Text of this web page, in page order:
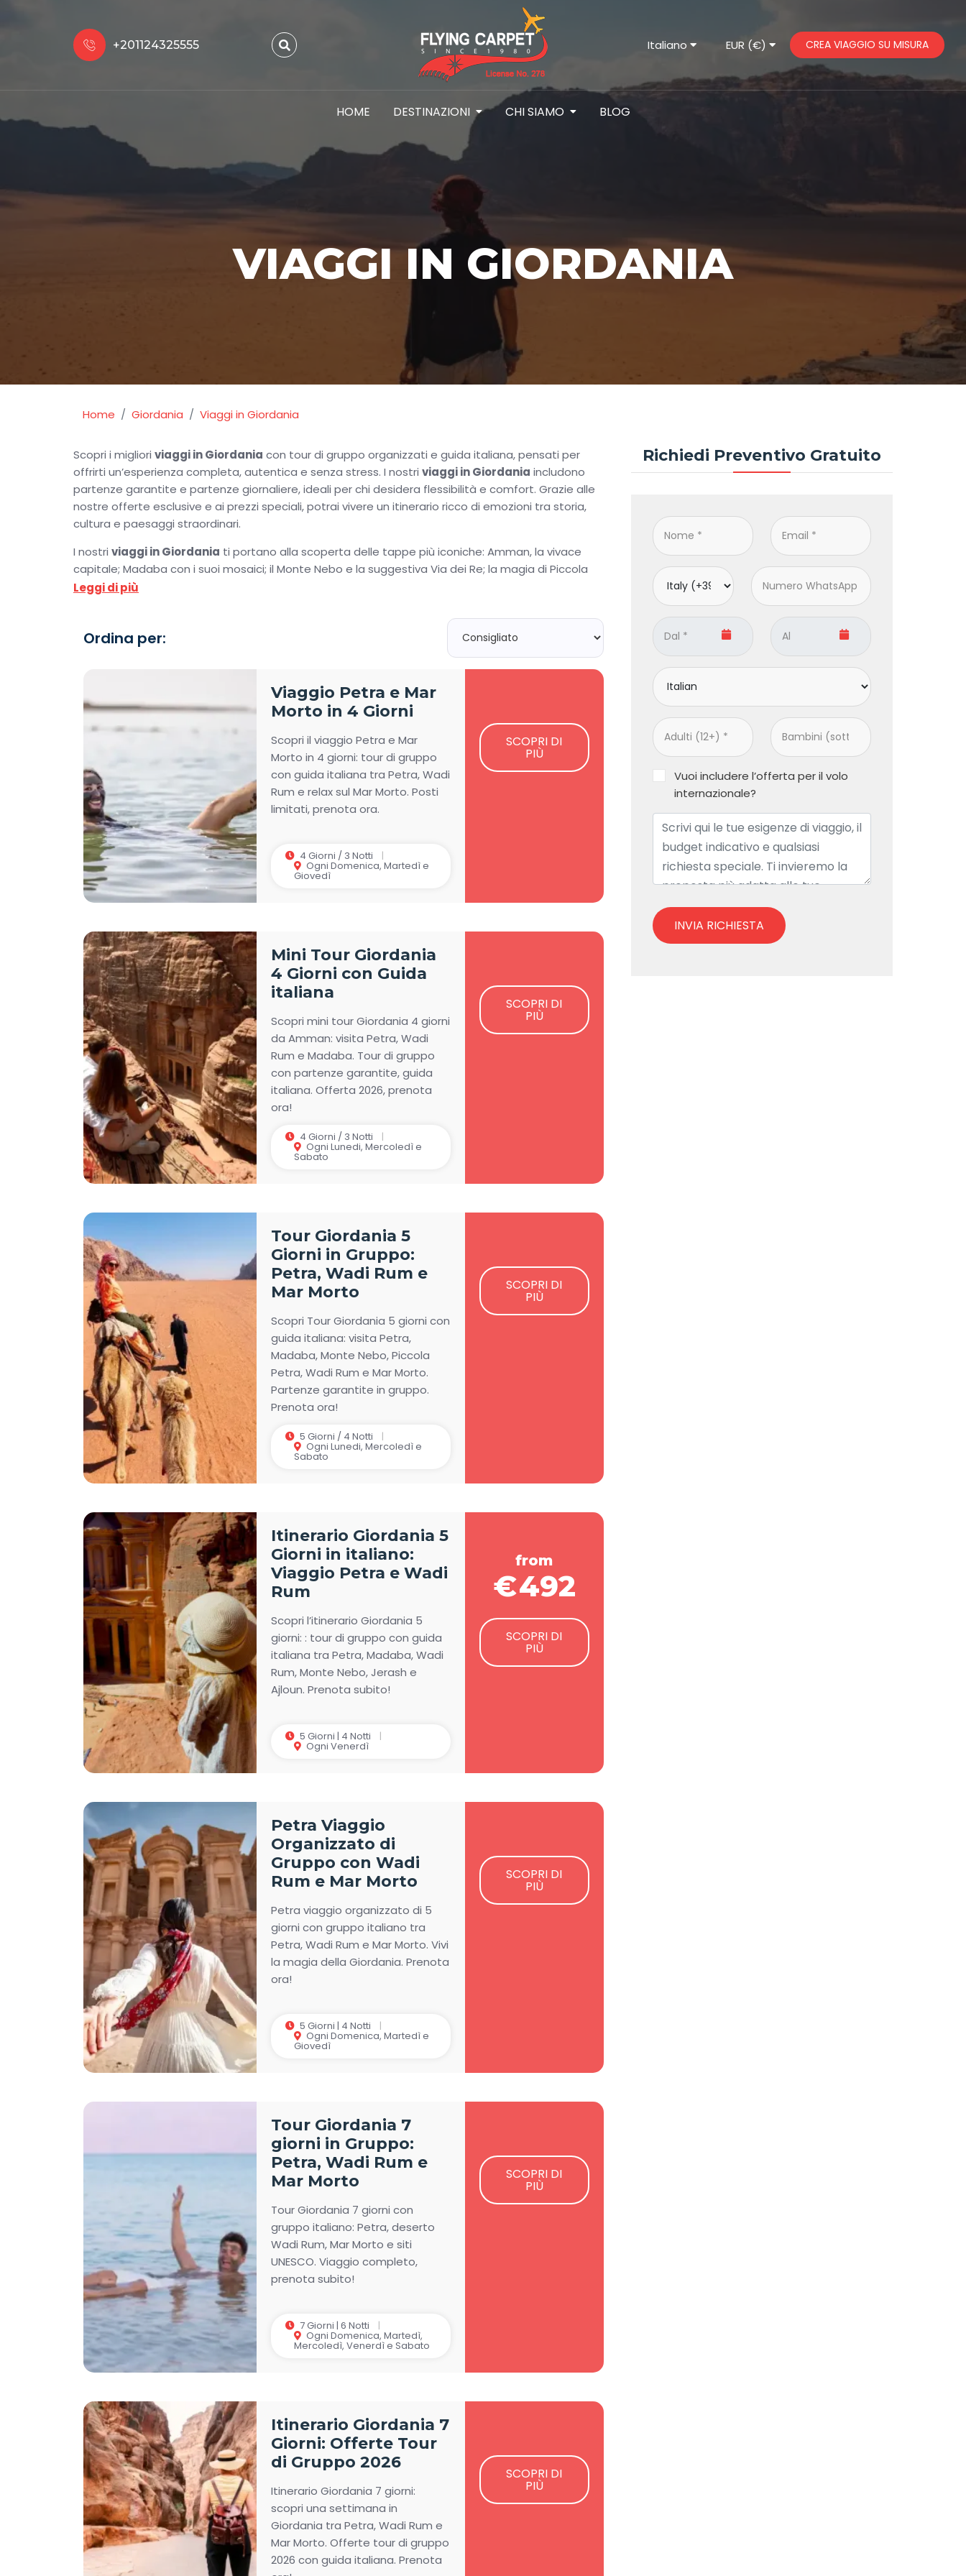
+201124325555 Italiano EUR (€) CREA VIAGGIO SU MISURA
HOME DESTINAZIONI CHI SIAMO BLOG
VIAGGI IN GIORDANIA
Home Giordania Viaggi in Giordania
Scopri i migliori viaggi in Giordania con tour di gruppo organizzati e guida italiana, pensati per
offrirti un’esperienza completa, autentica e senza stress. I nostri viaggi in Giordania includono
partenze garantite e partenze giornaliere, ideali per chi desidera flessibilità e comfort. Grazie alle
nostre offerte esclusive e ai prezzi speciali, potrai vivere un itinerario ricco di emozioni tra storia,
cultura e paesaggi straordinari.
I nostri viaggi in Giordania ti portano alla scoperta delle tappe più iconiche: Amman, la vivace
capitale; Madaba con i suoi mosaici; il Monte Nebo e la suggestiva Via dei Re; la magia di Piccola
Petra e la maestosità di Petra. Proseguirai verso il deserto del Wadi Rum per un’esperienza
anche esperienze uniche come Betania, Rainbow Street e il Graffiti Tour ad Amman, oltre alle
meraviglie di Jerash, Ajloun e il suggestivo Salt Harmony Trail.
viaggi organizzati in Giordania
da 4, 5, 6, 7 o 8 giorni, perfetti per ogni
esigenza e budget. I nostri viaggi organizzati in Giordania garantiscono assistenza completa, guida
italiana esperta e un’organizzazione curata in ogni dettaglio. Approfitta ora delle migliori offerte e
prenota uno dei nostriviaggi in Giordania per vivere un’avventura indimenticabile nel cuore del
Medio Oriente.
Leggi di più
Ordina per:
Viaggio Petra e Mar
Morto in 4 Giorni
Scopri il viaggio Petra e Mar
Morto in 4 giorni: tour di gruppo
con guida italiana tra Petra, Wadi
Rum e relax sul Mar Morto. Posti
limitati, prenota ora.
4 Giorni / 3 Notti
Ogni Domenica, Martedì e
Giovedì
SCOPRI DI
PIÙ
Mini Tour Giordania
4 Giorni con Guida
italiana
Scopri mini tour Giordania 4 giorni
da Amman: visita Petra, Wadi
Rum e Madaba. Tour di gruppo
con partenze garantite, guida
italiana. Offerta 2026, prenota
ora!
4 Giorni / 3 Notti
Ogni Lunedi, Mercoledì e
Sabato
SCOPRI DI
PIÙ
Tour Giordania 5
Giorni in Gruppo:
Petra, Wadi Rum e
Mar Morto
Scopri Tour Giordania 5 giorni con
guida italiana: visita Petra,
Madaba, Monte Nebo, Piccola
Petra, Wadi Rum e Mar Morto.
Partenze garantite in gruppo.
Prenota ora!
5 Giorni / 4 Notti
Ogni Lunedi, Mercoledì e
Sabato
SCOPRI DI
PIÙ
Itinerario Giordania 5
Giorni in italiano:
Viaggio Petra e Wadi
Rum
Scopri l’itinerario Giordania 5
giorni: : tour di gruppo con guida
italiana tra Petra, Madaba, Wadi
Rum, Monte Nebo, Jerash e
Ajloun. Prenota subito!
5 Giorni | 4 Notti
Ogni Venerdì
from
€492
SCOPRI DI
PIÙ
Petra Viaggio
Organizzato di
Gruppo con Wadi
Rum e Mar Morto
Petra viaggio organizzato di 5
giorni con gruppo italiano tra
Petra, Wadi Rum e Mar Morto. Vivi
la magia della Giordania. Prenota
ora!
5 Giorni | 4 Notti
Ogni Domenica, Martedì e
Giovedì
SCOPRI DI
PIÙ
Tour Giordania 7
giorni in Gruppo:
Petra, Wadi Rum e
Mar Morto
Tour Giordania 7 giorni con
gruppo italiano: Petra, deserto
Wadi Rum, Mar Morto e siti
UNESCO. Viaggio completo,
prenota subito!
7 Giorni | 6 Notti
Ogni Domenica, Martedì,
Mercoledì, Venerdì e Sabato
SCOPRI DI
PIÙ
Itinerario Giordania 7
Giorni: Offerte Tour
di Gruppo 2026
Itinerario Giordania 7 giorni:
scopri una settimana in
Giordania tra Petra, Wadi Rum e
Mar Morto. Offerte tour di gruppo
2026 con guida italiana. Prenota
SCOPRI DI
PIÙ
Richiedi Preventivo Gratuito
Vuoi includere l’offerta per il volo
internazionale?
INVIA RICHIESTA